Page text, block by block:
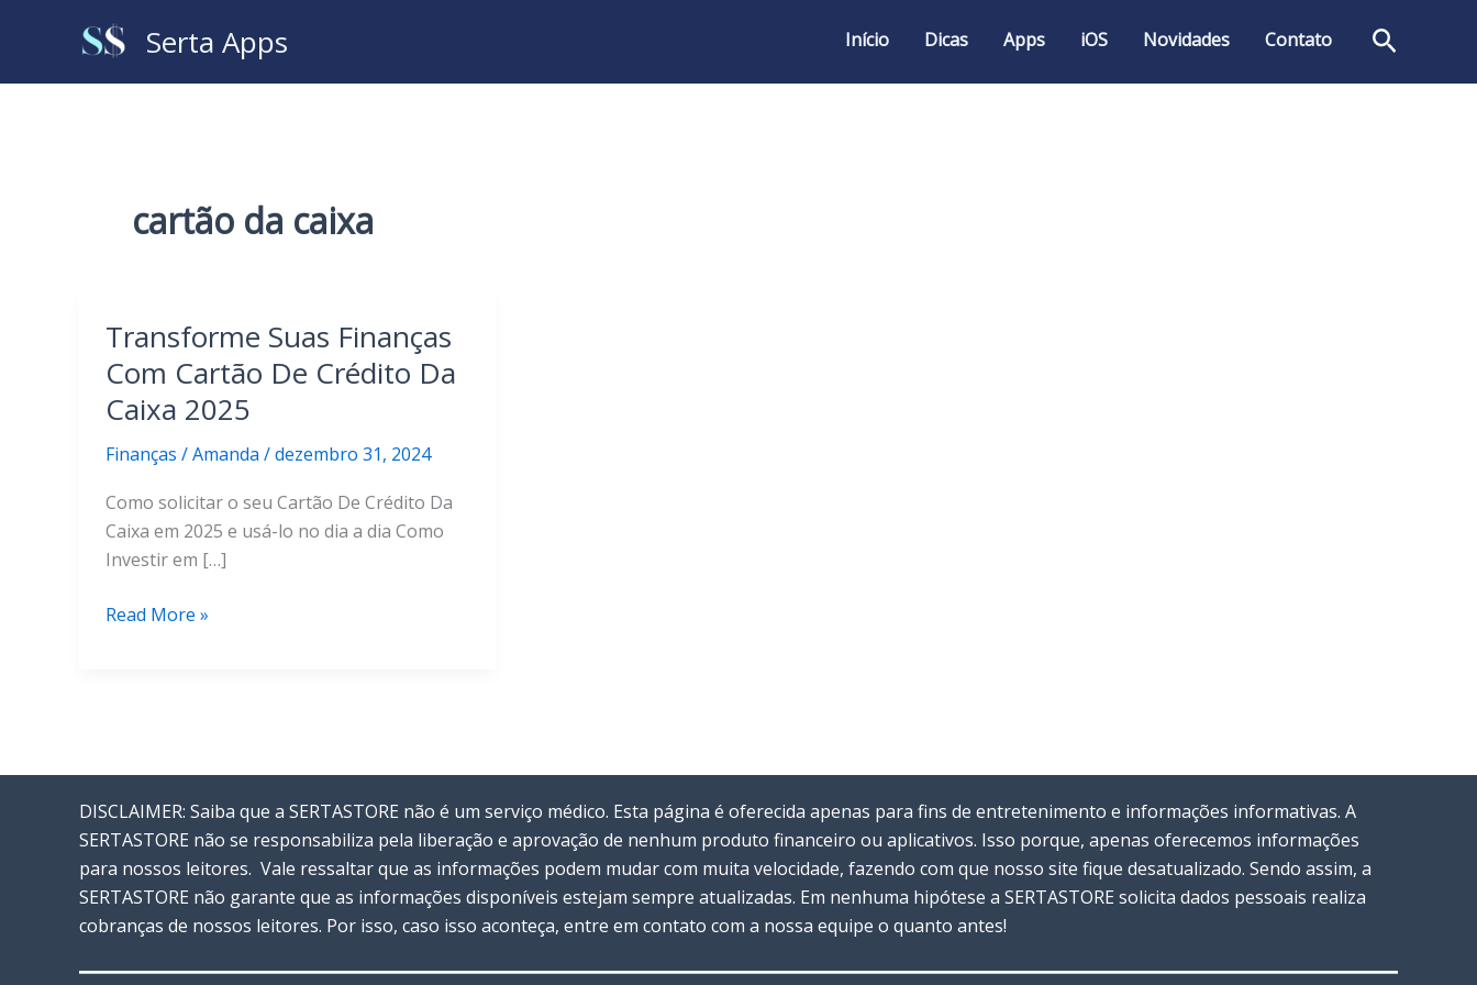
Serta Apps Início Dicas Apps iOS Novidades Contato
cartão da caixa
Transforme Suas Finanças
Com Cartão De Crédito Da
Caixa 2025
Finanças /Amanda /dezembro 31, 2024
Como solicitar o seu Cartão De Crédito Da
Caixa em 2025 e usá-lo no dia a dia Como
Investir em […]
Transforme
Da
Caixa
2025
Read More »
DISCLAIMER: Saiba que a SERTASTORE não é um serviço médico. Esta página é oferecida apenas para fins de entretenimento e informações informativas. A
SERTASTORE não se responsabiliza pela liberação e aprovação de nenhum produto financeiro ou aplicativos. Isso porque, apenas oferecemos informações
para nossos leitores. Vale ressaltar que as informações podem mudar com muita velocidade, fazendo com que nosso site fique desatualizado. Sendo assim, a
SERTASTORE não garante que as informações disponíveis estejam sempre atualizadas. Em nenhuma hipótese a SERTASTORE solicita dados pessoais realiza
cobranças de nossos leitores. Por isso, caso isso aconteça, entre em contato com a nossa equipe o quanto antes!